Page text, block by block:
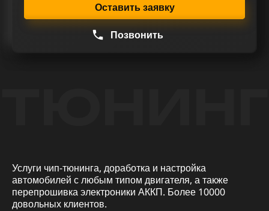
Оставить заявку
Позвонить
Услуги чип-тюнинга, доработка и настройка
автомобилей с любым типом двигателя, а также
перепрошивка электроники АККП. Более 10000
довольных клиентов.